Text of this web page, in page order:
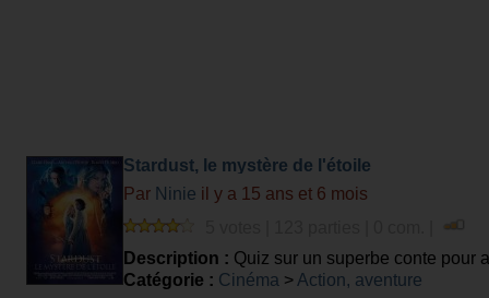
Stardust, le mystère de l'étoile
Par Ninie il y a 15 ans et 6 mois
Description : Quiz sur un superbe conte pour
Catégorie : Cinéma > Action, aventure